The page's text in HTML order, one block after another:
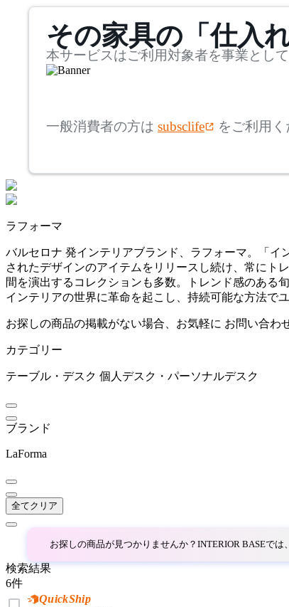
コンプレックスユニバー
サルファニチャーサプラ
イ
DULTON
ダルトン
EMKO
エムコ
エシカルファニチャー
エスニクラフト
Fellowes
フェローズ
mm
検索
~
~
その家具の「仕入
本サービスはご利用対象者を事業とし
一般消費者の方は subsclife をご利用く
ラフォーマ
バルセロナ 発インテリアブランド、ラフォーマ。「
されたデザインのアイテムをリリースし続け、常にト
間を演出するコレクションも多数。トレンド感のある
インテリアの世界に革命を起こし、持続可能な方法で
お探しの商品の掲載がない場合、お気軽に お問い合わ
カテゴリー
テーブル・デスク 個人デスク・パーソナルデスク
ブランド
LaForma
全てクリア
お探しの商品が見つかりませんか？INTERIOR BASEで
検索結果
6件
QuickShip